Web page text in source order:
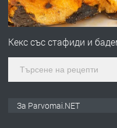
ПРЕДЛАГА
Кекс със стафиди и
За Parvomai.NET